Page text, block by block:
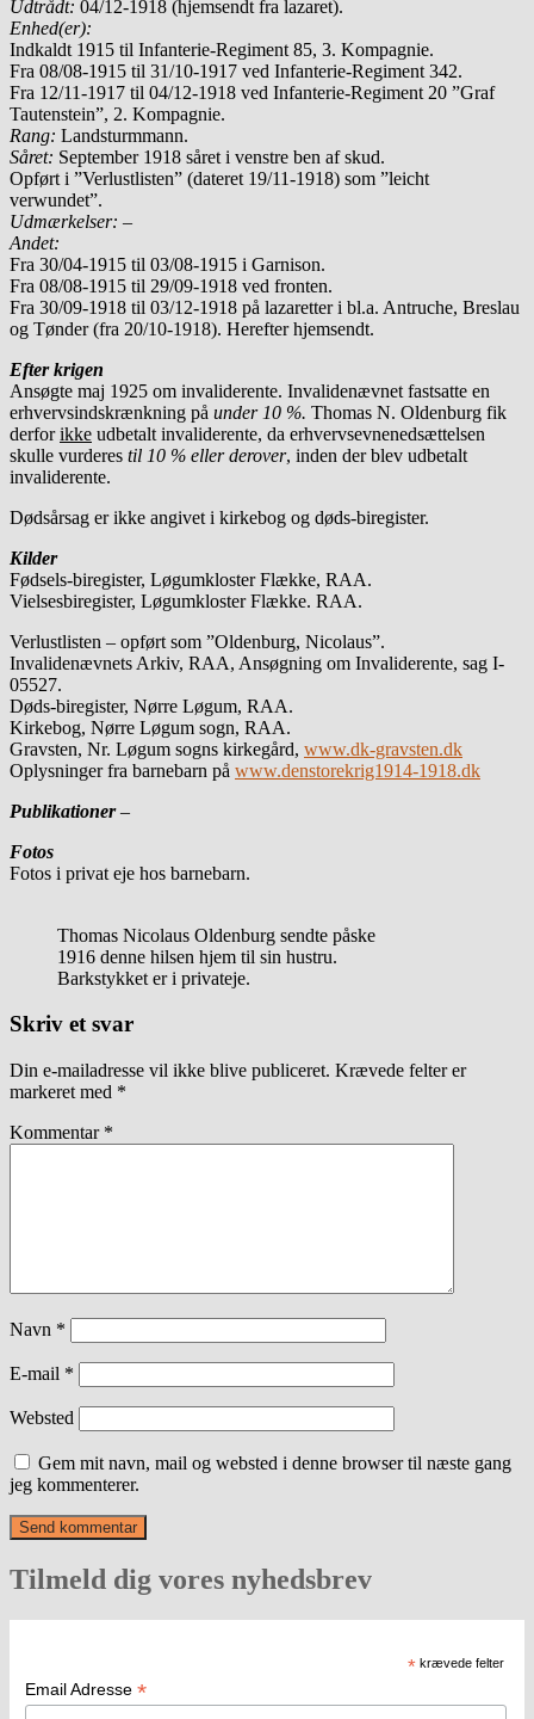
Udtrådt: 04/12-1918 (hjemsendt fra lazaret).
Enhed(er):
Indkaldt 1915 til Infanterie-Regiment 85, 3. Kompagnie.
Fra 08/08-1915 til 31/10-1917 ved Infanterie-Regiment 342.
Fra 12/11-1917 til 04/12-1918 ved Infanterie-Regiment 20 ”Graf
Tautenstein”, 2. Kompagnie.
Rang: Landsturmmann.
Såret: September 1918 såret i venstre ben af skud.
Opført i ”Verlustlisten” (dateret 19/11-1918) som ”leicht
verwundet”.
Udmærkelser: –
Andet:
Fra 30/04-1915 til 03/08-1915 i Garnison.
Fra 08/08-1915 til 29/09-1918 ved fronten.
Fra 30/09-1918 til 03/12-1918 på lazaretter i bl.a. Antruche, Breslau
og Tønder (fra 20/10-1918). Herefter hjemsendt.
Efter krigen
Ansøgte maj 1925 om invaliderente. Invalidenævnet fastsatte en
erhvervsindskrænkning på under 10 %. Thomas N. Oldenburg fik
derforikke udbetalt invaliderente, da erhvervsevnenedsættelsen
skulle vurderes til 10 % eller derover, inden der blev udbetalt
invaliderente.
Dødsårsag er ikke angivet i kirkebog og døds-biregister.
Kilder
Fødsels-biregister, Løgumkloster Flække, RAA.
Vielsesbiregister, Løgumkloster Flække. RAA.
Verlustlisten – opført som ”Oldenburg, Nicolaus”.
Invalidenævnets Arkiv, RAA, Ansøgning om Invaliderente, sag I-
05527.
Døds-biregister, Nørre Løgum, RAA.
Kirkebog, Nørre Løgum sogn, RAA.
Gravsten, Nr. Løgum sogns kirkegård, www.dk-gravsten.dk
Oplysninger fra barnebarn på www.denstorekrig1914-1918.dk
Publikationer–
Fotos
Fotos i privat eje hos barnebarn.
Thomas Nicolaus Oldenburg sendte påske
1916 denne hilsen hjem til sin hustru.
Barkstykket er i privateje.
Skriv et svar
Din e-mailadresse vil ikke blive publiceret. Krævede felter er
markeret med *
Kommentar *
Navn *
E-mail *
Websted
Gem mit navn, mail og websted i denne browser til næste gang
jeg kommenterer.
Tilmeld dig vores nyhedsbrev
* krævede felter
Email Adresse *